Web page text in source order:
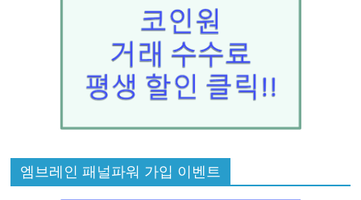
엠브레인 패널파워 가입 이벤트